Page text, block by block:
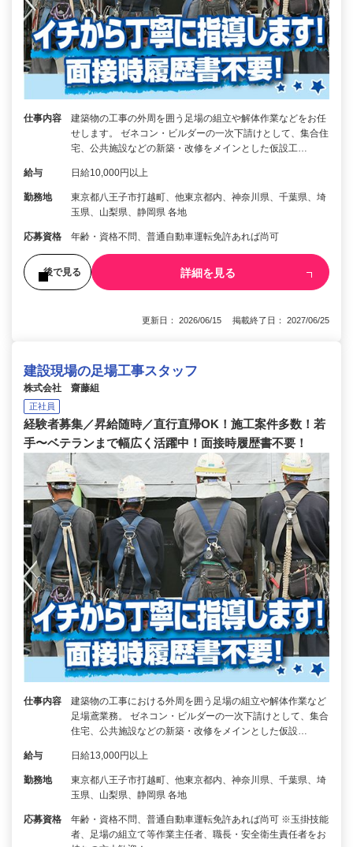
仕事内容
建築物の工事の外周を囲う足場の組立や解体作業などをお任
せします。 ゼネコン・ビルダーの一次下請けとして、集合住
宅、公共施設などの新築・改修をメインとした仮設工…
給与 日給10,000円以上
勤務地
東京都八王子市打越町、他東京都内、神奈川県、千葉県、埼
玉県、山梨県、静岡県 各地
応募資格 年齢・資格不問、普通自動車運転免許あれば尚可
後で見る 詳細を見る
更新日： 2026/06/15 掲載終了日： 2027/06/25
建設現場の足場工事スタッフ
株式会社 齋藤組
正社員
経験者募集／昇給随時／直行直帰OK！施工案件多数！若
手〜ベテランまで幅広く活躍中！面接時履歴書不要！
仕事内容
建築物の工事における外周を囲う足場の組立や解体作業など
足場鳶業務。 ゼネコン・ビルダーの一次下請けとして、集合
住宅、公共施設などの新築・改修をメインとした仮設…
給与 日給13,000円以上
勤務地
東京都八王子市打越町、他東京都内、神奈川県、千葉県、埼
玉県、山梨県、静岡県 各地
応募資格
年齢・資格不問、普通自動車運転免許あれば尚可 ※玉掛技能
者、足場の組立て等作業主任者、職長・安全衛生責任者をお